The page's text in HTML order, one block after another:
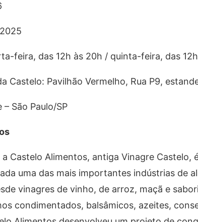
feira, das 12h às 20h / quinta-feira, das
Castelo: Pavilhão Vermelho, Rua P9,
São Paulo/SP
Castelo Alimentos, antiga Vinagre Castelo,
uma das mais importantes indústrias de
vinagres de vinho, de arroz, maçã e
condimentados, balsâmicos, azeites,